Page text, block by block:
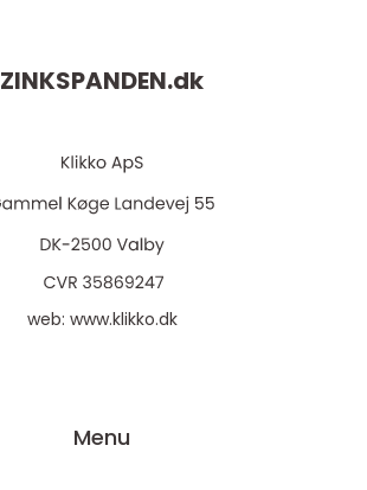
ZINKSPANDEN.dk
web: www.klikko.dk
Menu